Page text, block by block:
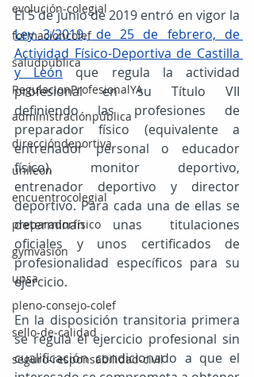
evolución-colegial
formacioncolef
saludpublica
RegulacionProfesionalYA
administraciónpública
direccióndeportiva
unileon
encuentrocolegial
preparadorfísico
gymvasion
upsa
pleno-consejo-colef
sello-de-calidad
seguro-responsabilidad-civil
Ley 3/2019, de 25 de febrero, de
Actividad Físico-Deportiva de Castilla
y León que regula la actividad
profesional en su Título VII
definiendo las profesiones de
preparador físico (equivalente a
entrenador personal o educador
físico), monitor deportivo,
entrenador deportivo y director
deportivo. Para cada una de ellas se
determinan unas titulaciones
oficiales y unos certificados de
profesionalidad específicos para su
ejercicio.
En la disposición transitoria primera
se regula el ejercicio profesional sin
cualificación condicionado a que el